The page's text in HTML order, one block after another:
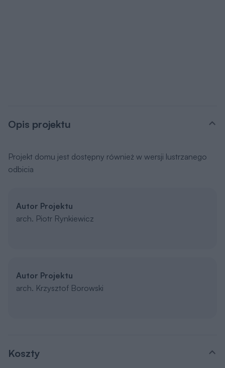
Opis projektu
Projekt domu jest dostępny również w wersji lustrzanego
odbicia
Autor Projektu
arch. Piotr Rynkiewicz
Autor Projektu
arch. Krzysztof Borowski
Koszty